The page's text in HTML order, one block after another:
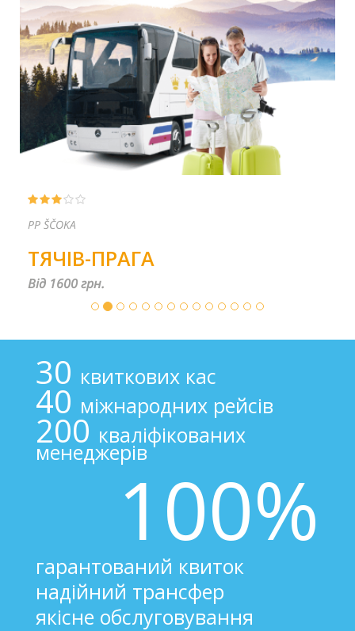
PP ŠČOKA
ТЯЧІВ-ПРАГА
Від 1600 грн.
30 квиткових кас
40 міжнародних рейсів
200 кваліфікованих
менеджерів
100%
гарантований квиток
надійний трансфер
якісне обслуговування